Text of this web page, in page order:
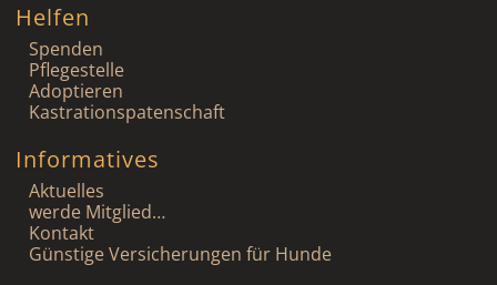
Helfen
Spenden
Pflegestelle
Adoptieren
Kastrationspatenschaft
Informatives
Aktuelles
werde Mitglied…
Kontakt
Günstige Versicherungen für Hunde